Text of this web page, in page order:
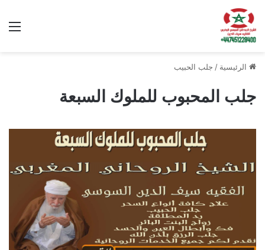
الرئيسية / جلب الحبيب
جلب المحبوب للملوك السبعة